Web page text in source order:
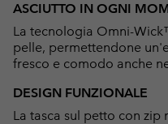
ASCIUTTO IN OGNI
La tecnologia Omni-
pelle, permettendone
fresco e comodo anche
DESIGN FUNZIONALE
La tasca sul petto con